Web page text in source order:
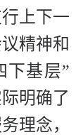
上下一
精神和
下基层”
明确了
理念，